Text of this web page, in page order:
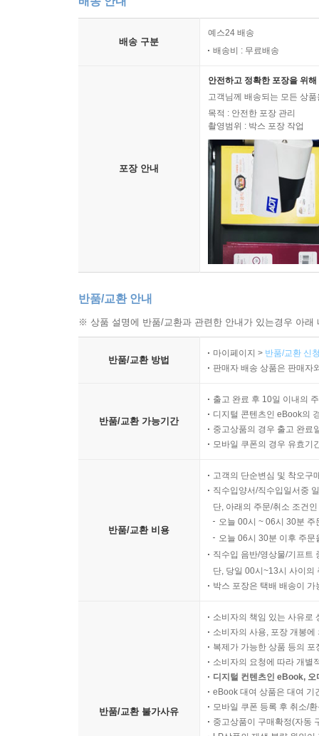
배송 구분
예스24 배송
배송비 : 무료배송
포장 안내
안전하고 정확한 포장을 위
고객님께 배송되는 모든 상
목적 : 안전한 포장 관리
촬영범위 : 박스 포장 작업
반품/교환 안내
※ 상품 설명에 반품/교환과 관련한 안내가 있는경우 아
반품/교환 방법
마이페이지 > 반품/교환 신
판매자 배송 상품은 판매자
반품/교환 가능기간
출고 완료 후 10일 이내의
디지털 콘텐츠인 eBook의
중고상품의 경우 출고 완료
모바일 쿠폰의 경우 유효기
반품/교환 비용
고객의 단순변심 및 착오구
직수입양서/직수입일서중
단, 아래의 주문/취소 조건
오늘 00시 ~ 06시 30분
오늘 06시 30분 이후 주
직수입 음반/영상물/기프트
단, 당일 00시~13시 사이의
박스 포장은 택배 배송이
반품/교환 불가사유
소비자의 책임 있는 사유로
소비자의 사용, 포장 개봉
복제가 가능한 상품 등의
소비자의 요청에 따라 개별
디지털 컨텐츠인 eBook,
eBook 대여 상품은 대여 기
모바일 쿠폰 등록 후 취소/
중고상품이 구매확정(자동